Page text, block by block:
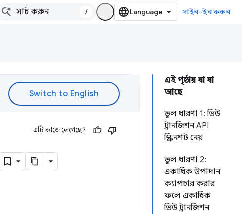
/ সাইন-ইন করুন
এই পৃষ্ঠায় যা যা
আছে
ভুল ধারণা 1: ভিউ
ট্রানজিশন API
স্ক্রিনশট নেয়
ভুল ধারণা 2:
একাধিক উপাদান
ক্যাপচার করার
ফলে একাধিক
ভিউ ট্রানজিশন
এটি কাজে লেগেছে?